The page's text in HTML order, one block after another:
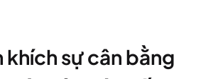
khích sự cân bằng